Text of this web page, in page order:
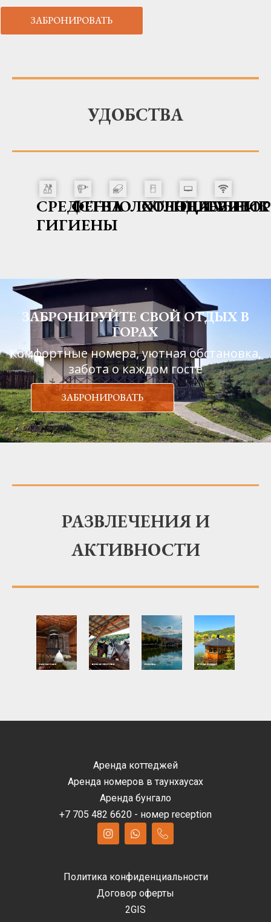
ЗАБРОНИРОВАТЬ
УДОБСТВА
СРЕДСТВА
ГИГИЕНЫ
ФЕНПОЛОТЕНЦА
ХОЛОДИЛЬНИК
ТЕЛЕВИЗОР
WIFI
ЗАБРОНИРУЙТЕ СВОЙ ОТДЫХ В
ГОРАХ
Комфортные номера, уютная обстановка,
забота о каждом госте
ЗАБРОНИРОВАТЬ
РАЗВЛЕЧЕНИЯ И
АКТИВНОСТИ
Аренда коттеджей
Аренда номеров в таунхаусах
Аренда бунгало
+7 705 482 6620 - номер reception
Политика конфиденциальности
Договор оферты
2GIS